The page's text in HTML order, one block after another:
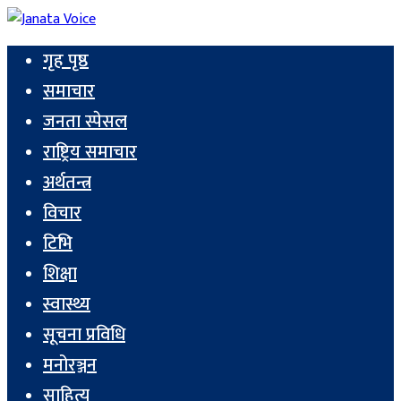
गृह पृष्ठ
समाचार
जनता स्पेसल
राष्ट्रिय समाचार
अर्थतन्त्र
विचार
टिभि
शिक्षा
स्वास्थ्य
सूचना प्रविधि
मनोरञ्जन